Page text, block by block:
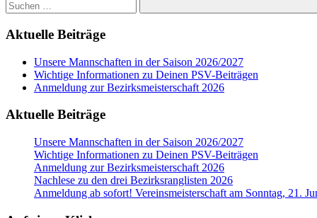
Suchen
Aktuelle Beiträge
Unsere Mannschaften in der Saison 2026/2027
Wichtige Informationen zu Deinen PSV-Beiträgen
Anmeldung zur Bezirksmeisterschaft 2026
Aktuelle Beiträge
Unsere Mannschaften in der Saison 2026/2027
Wichtige Informationen zu Deinen PSV-Beiträgen
Anmeldung zur Bezirksmeisterschaft 2026
Nachlese zu den drei Bezirksranglisten 2026
Anmeldung ab sofort! Vereinsmeisterschaft am Sonntag, 21.